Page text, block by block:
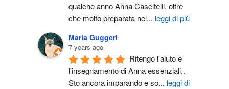
qualche anno Anna Cascitelli, oltre
che molto preparata nel... leggi di più
Maria Guggeri
7 years ago
Ritengo l'aiuto e
l'insegnamento di Anna essenziali..
Sto ancora imparando e so... leggi di